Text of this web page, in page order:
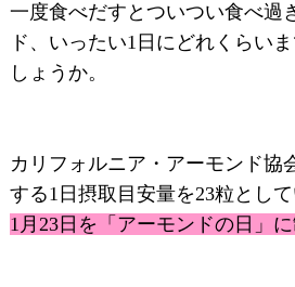
一度食べだすとついつい食べ過
ド、いったい1日にどれくらい
しょうか。
カリフォルニア・アーモンド協
する1日摂取目安量を23粒として
1月23日を「アーモンドの日」に